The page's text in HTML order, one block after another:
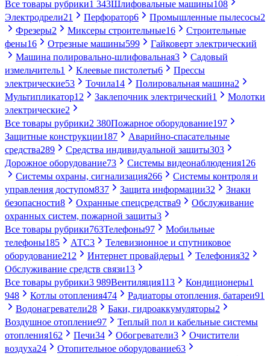
Все товары рубрики1 343Шлифовальные машины108
Электродрели21 Перфоратор6 Промышленные пылесосы2
Фрезеры2 Миксеры строительные16
Строительные
фены16 Отрезные машины599
Гайковерт электрический
Машина полировально-шлифовальная3
Садовый
измельчитель1 Клеевые пистолеты6
Прессы
электрические53 Точила14 Полировальная машина2
Мультипликатор12 Заклепочник электрический1
Молотки
электрические2
Все товары рубрики2 380Пожарное оборудование197
Защитные конструкции187
Аварийно-спасательные
средства289 Средства индивидуальной защиты303
Дорожное оборудование73 Системы видеонаблюдения126
Системы охраны, сигнализация266
Системы контроля и
управления доступом837 Защита информации32
Знаки
безопасности8 Охранные спецсредства9
Обслуживание
охранных систем, пожарной защиты3
Все товары рубрики763Телефоны97
Мобильные
телефоны185 АТС3
Телевизионное и спутниковое
оборудование212 Интернет провайдеры1 Телефония32
Обслуживание средств связи13
Все товары рубрики3 989Вентиляция113 Кондиционеры1
948
Котлы отопления474 Радиаторы отопления, батареи91
Водонагреватели28 Баки, гидроаккумуляторы2
Воздушное отопление97
Теплый пол и кабельные системы
отопления162 Печи34 Обогреватели3
Очистители
воздуха24 Отопительное оборудование63